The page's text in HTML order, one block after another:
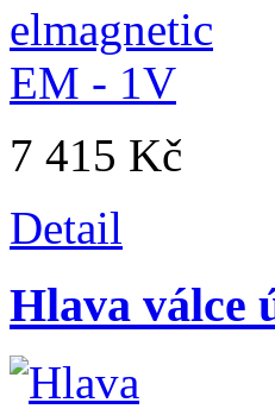
7 415 Kč
Detail
Hlava válce